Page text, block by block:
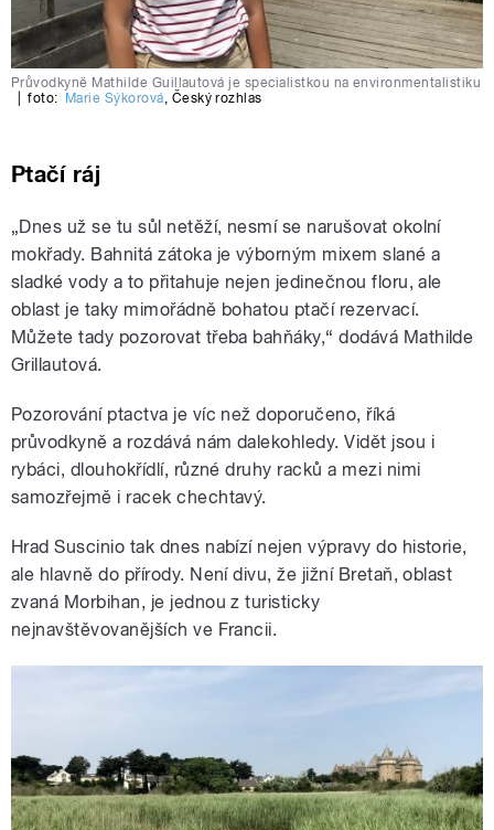
Průvodkyně Mathilde Guillautová je specialistkou na environmentalistiku
foto: Marie Sýkorová, Český rozhlas
Ptačí ráj
„Dnes už se tu sůl netěží, nesmí se narušovat okolní
mokřady. Bahnitá zátoka je výborným mixem slané a
sladké vody a to přitahuje nejen jedinečnou floru, ale
oblast je taky mimořádně bohatou ptačí rezervací.
Můžete tady pozorovat třeba bahňáky,“ dodává Mathilde
Grillautová.
Pozorování ptactva je víc než doporučeno, říká
průvodkyně a rozdává nám dalekohledy. Vidět jsou i
rybáci, dlouhokřídlí, různé druhy racků a mezi nimi
samozřejmě i racek chechtavý.
Hrad Suscinio tak dnes nabízí nejen výpravy do historie,
ale hlavně do přírody. Není divu, že jižní Bretaň, oblast
zvaná Morbihan, je jednou z turisticky
nejnavštěvovanějších ve Francii.